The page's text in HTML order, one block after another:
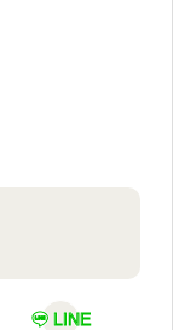
LINE